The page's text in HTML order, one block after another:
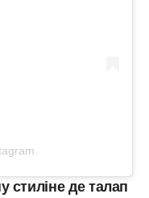
стиліне де талап